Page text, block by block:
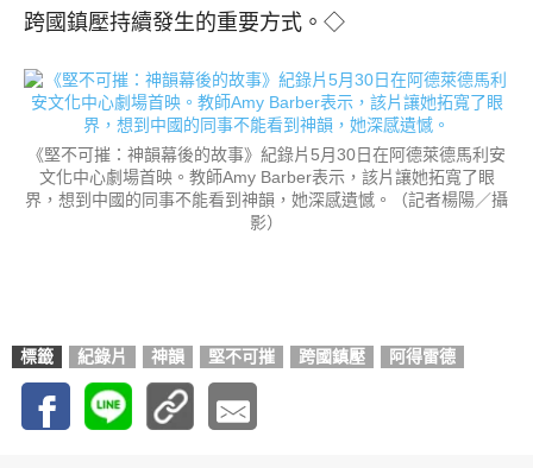
跨國鎮壓持續發生的重要方式。◇
《堅不可摧：神韻幕後的故事》紀錄片5月30日在阿德萊德馬利安
文化中心劇場首映。教師Amy Barber表示，該片讓她拓寬了眼
界，想到中國的同事不能看到神韻，她深感遺憾。（記者楊陽／攝
影）
標籤 紀錄片 神韻 堅不可摧 跨國鎮壓 阿得雷德